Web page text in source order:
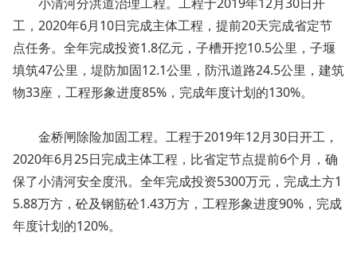
工，2020年6月10日完成主体工程，提前20天完成省定节
点任务。全年完成投资1.8亿元，子槽开挖10.5公里，子堰
填筑47公里，堤防加固12.1公里，防汛道路24.5公里，建筑
物33座，工程形象进度85%，完成年度计划的130%。
金桥闸除险加固工程。工程于2019年12月30日开工，
2020年6月25日完成主体工程，比省定节点提前6个月，确
保了小清河安全度汛。全年完成投资5300万元，完成土方1
5.88万方，砼及钢筋砼1.43万方，工程形象进度90%，完成
年度计划的120%。